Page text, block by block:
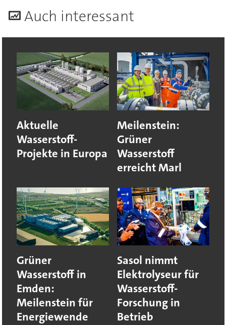
Auch interessant
Aktuelle
Wasserstoff-
Projekte in Europa
Meilenstein:
Grüner
Wasserstoff
erreicht Marl
Grüner
Wasserstoff in
Emden:
Meilenstein für
Energiewende
Sasol nimmt
Elektrolyseur für
Wasserstoff-
Forschung in
Betrieb